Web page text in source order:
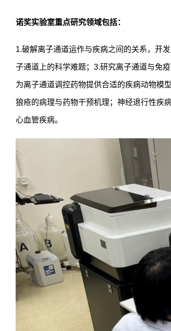
诺奖实验室重点研究领域包括：
1.破解离子通道运作与疾病之间的关系，开
子通道上的科学难题；3.研究离子通道与免
为离子通道调控药物提供合适的疾病动物模
狼疮的病理与药物干预机理；神经退行性疾
心血管疾病。